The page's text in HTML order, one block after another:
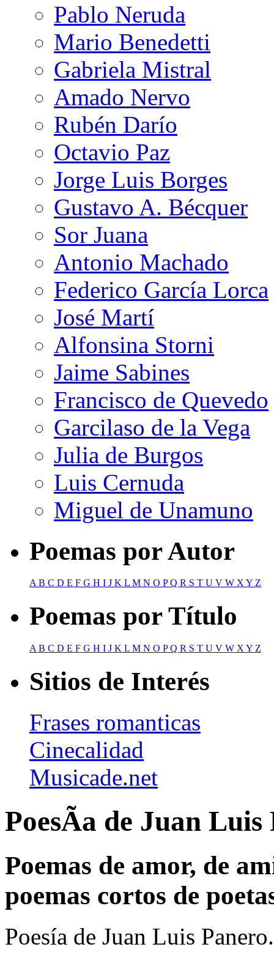
Pablo Neruda
Mario Benedetti
Gabriela Mistral
Amado Nervo
Rubén Darío
Octavio Paz
Jorge Luis Borges
Gustavo A. Bécquer
Sor Juana
Antonio Machado
Federico García Lorca
José Martí
Alfonsina Storni
Jaime Sabines
Francisco de Quevedo
Garcilaso de la Vega
Julia de Burgos
Luis Cernuda
Miguel de Unamuno
Poemas por Autor
AB C D E F G H I J K L M N O PQ R S T U V W XY Z
Poemas por Título
A B C D E F G H I J K L M N O PQ R S T U V W X Y Z
Sitios de Interés
Frases romanticas
Cinecalidad
Musicade.net
PoesÃ­a de Juan Luis
Poemas de amor, de
poemas cortos de
Poesía de Juan Luis